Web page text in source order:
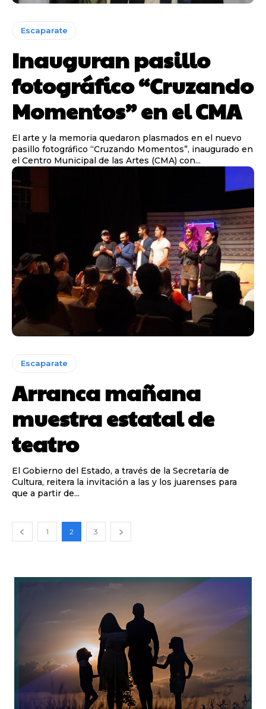
Escaparate
Inauguran pasillo
fotográfico “Cruzando
Momentos” en el CMA
El arte y la memoria quedaron plasmados en el nuevo
pasillo fotográfico “Cruzando Momentos”, inaugurado en
el Centro Municipal de las Artes (CMA) con...
Escaparate
Arranca mañana
muestra estatal de
teatro
El Gobierno del Estado, a través de la Secretaría de
Cultura, reitera la invitación a las y los juarenses para
que a partir de...
1 2 3